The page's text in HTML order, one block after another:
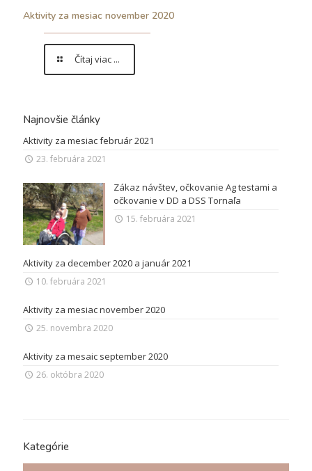
Aktivity za mesiac november 2020
Čítaj viac ...
Najnovšie články
Aktivity za mesiac február 2021
23. februára 2021
Zákaz návštev, očkovanie Ag testami a
očkovanie v DD a DSS Tornaľa
15. februára 2021
Aktivity za december 2020 a január 2021
10. februára 2021
Aktivity za mesiac november 2020
25. novembra 2020
Aktivity za mesaic september 2020
26. októbra 2020
Kategórie